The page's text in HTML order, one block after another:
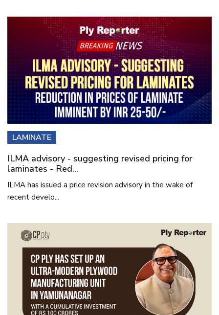
LAMINATE
ILMA advisory - suggesting revised pricing for
laminates - Red...
ILMA has issued a price revision advisory in the wake of
recent develo...